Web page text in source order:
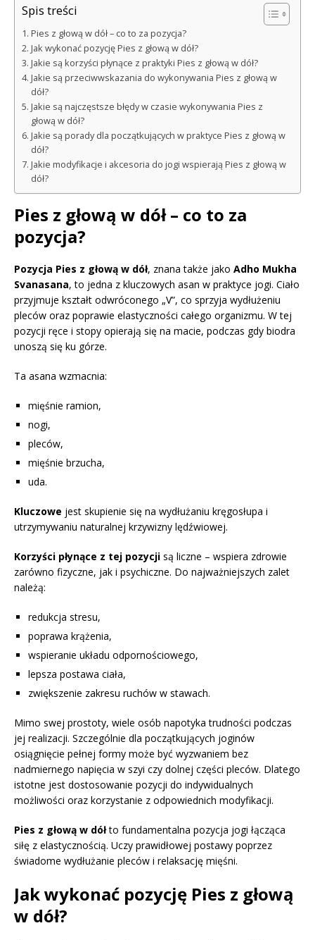
Spis treści
Pies z głową w dół – co to za pozycja?
Jak wykonać pozycję Pies z głową w dół?
Jakie są korzyści płynące z praktyki Pies z głową w dół?
Jakie są przeciwwskazania do wykonywania Pies z głową w
dół?
Jakie są najczęstsze błędy w czasie wykonywania Pies z
głową w dół?
Jakie są porady dla początkujących w praktyce Pies z głową w
dół?
Jakie modyfikacje i akcesoria do jogi wspierają Pies z głową w
dół?
Pies z głową w dół – co to za
pozycja?
Pozycja Pies z głową w dół, znana także jako Adho Mukha
Svanasana, to jedna z kluczowych asan w praktyce jogi. Ciało
przyjmuje kształt odwróconego „V”, co sprzyja wydłużeniu
pleców oraz poprawie elastyczności całego organizmu. W tej
pozycji ręce i stopy opierają się na macie, podczas gdy biodra
unoszą się ku górze.
Ta asana wzmacnia:
mięśnie ramion,
nogi,
pleców,
mięśnie brzucha,
uda.
Kluczowe jest skupienie się na wydłużaniu kręgosłupa i
utrzymywaniu naturalnej krzywizny lędźwiowej.
Korzyści płynące z tej pozycji są liczne – wspiera zdrowie
zarówno fizyczne, jak i psychiczne. Do najważniejszych zalet
należą:
redukcja stresu,
poprawa krążenia,
wspieranie układu odpornościowego,
lepsza postawa ciała,
zwiększenie zakresu ruchów w stawach.
Mimo swej prostoty, wiele osób napotyka trudności podczas
jej realizacji. Szczególnie dla początkujących joginów
osiągnięcie pełnej formy może być wyzwaniem bez
nadmiernego napięcia w szyi czy dolnej części pleców. Dlatego
istotne jest dostosowanie pozycji do indywidualnych
możliwości oraz korzystanie z odpowiednich modyfikacji.
Pies z głową w dółto fundamentalna pozycja jogi łącząca
siłę z elastycznością. Uczy prawidłowej postawy poprzez
świadome wydłużanie pleców i relaksację mięśni.
Jak wykonać pozycję Pies z głową
w dół?